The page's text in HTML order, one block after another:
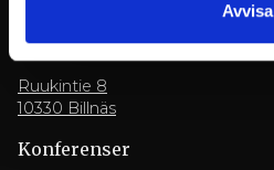
Avvisa
Billnäsin ruukki
Ruukintie 8
10330 Billnäs
Konferenser